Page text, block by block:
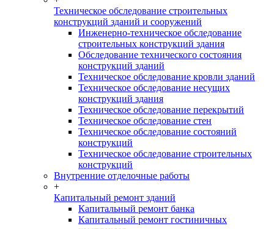
Техническое обследование строительных
конструкций зданий и сооружений
Инженерно-техническое обследование
строительных конструкций здания
Обследование технического состояния
конструкций зданий
Техническое обследование кровли зданий
Техническое обследование несущих
конструкций здания
Техническое обследование перекрытий
Техническое обследование стен
Техническое обследование состояний
конструкций
Техническое обследование строительных
конструкций
Внутренние отделочные работы
+
Капитальный ремонт зданий
Капитальный ремонт банка
Капитальный ремонт гостиничных